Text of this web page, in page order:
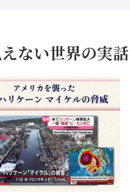
えない世界の実話